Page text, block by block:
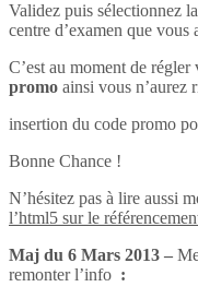
Validez puis sélectionnez
centre d’examen que vous
C’est au moment de
promo ainsi vous n’aurez
insertion du code promo
Bonne Chance !
N’hésitez pas à lire aussi
l’html5 sur le
Maj du 6 Mars 2013 –
remonter l’info :